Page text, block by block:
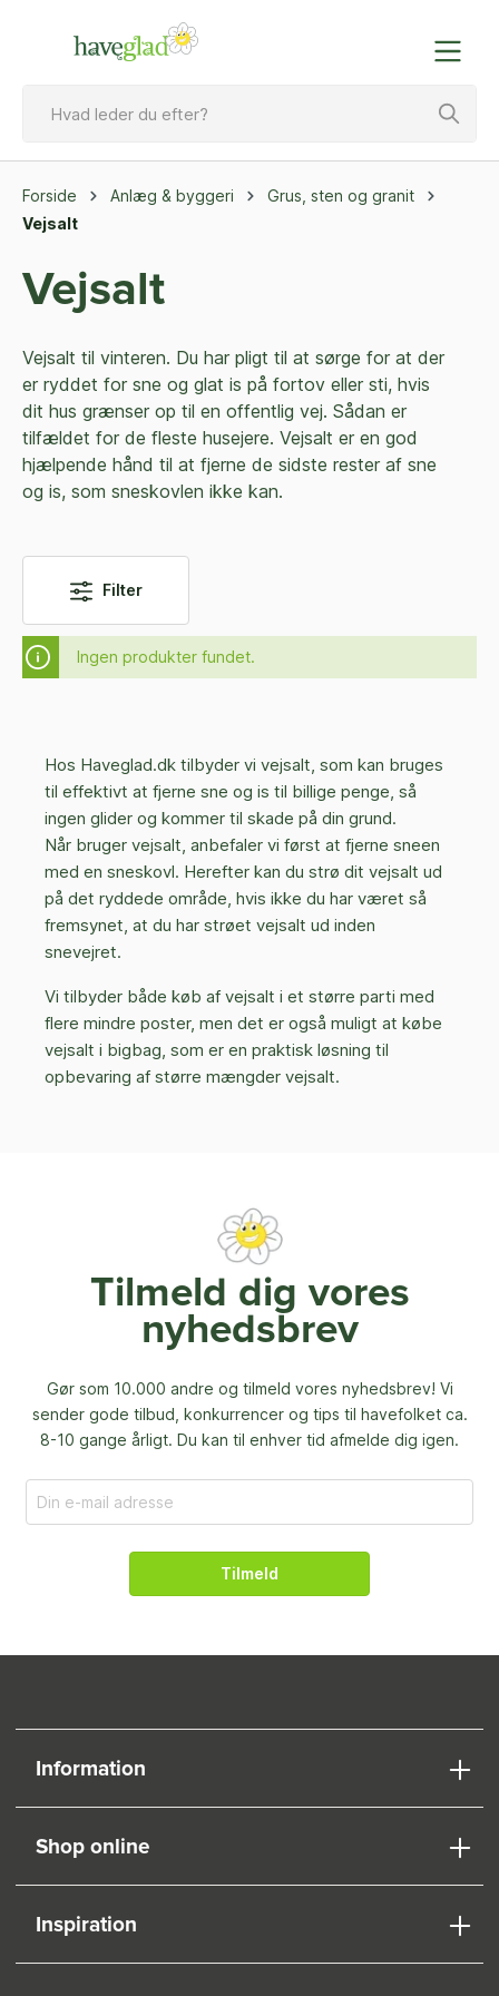
Forside Anlæg & byggeri
Grus, sten og granit
Vejsalt
Vejsalt
Vejsalt til vinteren. Du har pligt til at sørge for at der
er ryddet for sne og glat is på fortov eller sti, hvis
dit hus grænser op til en offentlig vej. Sådan er
tilfældet for de fleste husejere. Vejsalt er en god
hjælpende hånd til at fjerne de sidste rester af sne
og is, som sneskovlen ikke kan.
Filter
Ingen produkter fundet.
Hos Haveglad.dk tilbyder vi vejsalt, som kan bruges
til effektivt at fjerne sne og is til billige penge, så
ingen glider og kommer til skade på din grund.
Når bruger vejsalt, anbefaler vi først at fjerne sneen
med en sneskovl. Herefter kan du strø dit vejsalt ud
på det ryddede område, hvis ikke du har været så
fremsynet, at du har strøet vejsalt ud inden
snevejret.
Vi tilbyder både køb af vejsalt i et større parti med
flere mindre poster, men det er også muligt at købe
vejsalt i bigbag, som er en praktisk løsning til
opbevaring af større mængder vejsalt.
Tilmeld dig vores
nyhedsbrev
Gør som 10.000 andre og tilmeld vores nyhedsbrev! Vi
sender gode tilbud, konkurrencer og tips til havefolket ca.
8-10 gange årligt. Du kan til enhver tid afmelde dig igen.
Tilmeld
Information
Shop online
Inspiration